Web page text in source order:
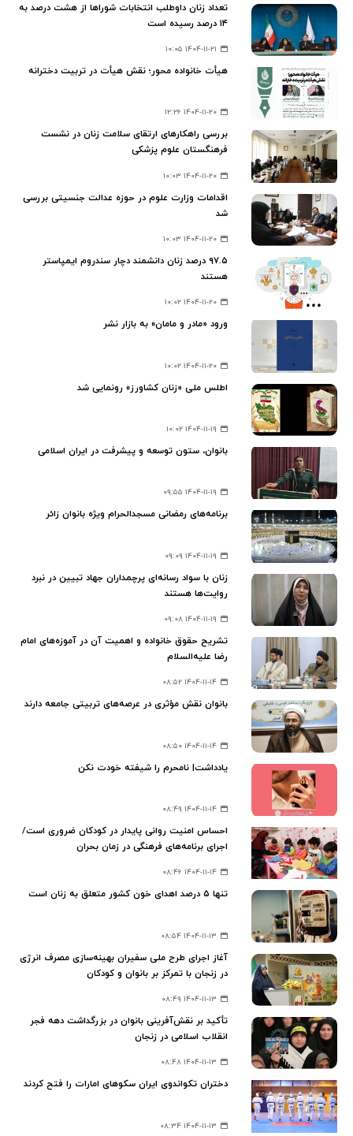
تعداد زنان داوطلب انتخابات شوراها از هشت درصد به
۱۴ درصد رسیده است
۱۴۰۴-۱۱-۲۱ ۱۰:۰۵
هیأت خانواده محور؛ نقش هیأت در تربیت دخترانه
۱۴۰۴-۱۱-۲۰ ۱۲:۲۶
بررسی راهکارهای ارتقای سلامت زنان در نشست
فرهنگستان علوم پزشکی
۱۴۰۴-۱۱-۲۰ ۱۰:۰۳
اقدامات وزارت علوم در حوزه عدالت جنسیتی بررسی
شد
۱۴۰۴-۱۱-۲۰ ۱۰:۰۳
۹۷.۵ درصد زنان دانشمند دچار سندروم ایمپاستر
هستند
۱۴۰۴-۱۱-۲۰ ۱۰:۰۲
ورود «مادر و مامان» به بازار نشر
۱۴۰۴-۱۱-۲۰ ۱۰:۰۲
اطلس ملی «زنان کشاورز» رونمایی شد
۱۴۰۴-۱۱-۱۹ ۱۰:۰۲
بانوان، ستون توسعه و پیشرفت در ایران اسلامی
۱۴۰۴-۱۱-۱۹ ۰۹:۵۵
برنامه‌های رمضانی مسجدالحرام ویژه بانوان زائر
۱۴۰۴-۱۱-۱۹ ۰۹:۰۹
زنان با سواد رسانه‌ای پرچمداران جهاد تبیین در نبرد
روایت‌ها هستند
۱۴۰۴-۱۱-۱۹ ۰۹:۰۸
تشریح حقوق خانواده و اهمیت آن در آموزه‌های امام
رضا علیه‌السلام
۱۴۰۴-۱۱-۱۴ ۰۸:۵۲
بانوان نقش مؤثری در عرصه‌های تربیتی جامعه دارند
۱۴۰۴-۱۱-۱۴ ۰۸:۵۰
یادداشت| نامحرم را شیفته خودت نکن
۱۴۰۴-۱۱-۱۴ ۰۸:۴۹
احساس امنیت روانی پایدار در کودکان ضروری است/
اجرای برنامه‌های فرهنگی در زمان بحران
۱۴۰۴-۱۱-۱۴ ۰۸:۴۶
تنها ۵ درصد اهدای خون کشور متعلق به زنان است
۱۴۰۴-۱۱-۱۳ ۰۸:۵۴
آغاز اجرای طرح ملی سفیران بهینه‌سازی مصرف انرژی
در زنجان با تمرکز بر بانوان و کودکان
۱۴۰۴-۱۱-۱۳ ۰۸:۴۹
تأکید بر نقش‌آفرینی بانوان در بزرگداشت دهه فجر
انقلاب اسلامی در زنجان
۱۴۰۴-۱۱-۱۳ ۰۸:۴۸
دختران تکواندوی ایران سکوهای امارات را فتح کردند
۱۴۰۴-۱۱-۱۳ ۰۸:۳۴